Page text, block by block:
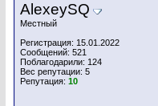
AlexeySQ
Местный
Регистрация: 15.01.2022
Сообщений: 521
Поблагодарили: 124
Вес репутации: 5
Репутация: 10